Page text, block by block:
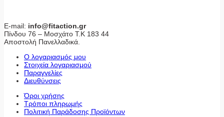
E-mail: info@fitaction.gr
Πίνδου 76 – Μοσχάτο Τ.Κ 183 44
Αποστολή Πανελλαδικά.
Ο λογαριασμός μου
Στοιχεία λογαριασμού
Παραγγελίες
Διευθύνσεις
Όροι χρήσης
Τρόποι πληρωμής
Πολιτική Παράδοσης Προϊόντων